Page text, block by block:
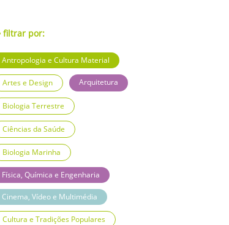
filtrar por:
Antropologia e Cultura Material
Artes e Design Arquitetura
Biologia Terrestre
Ciências da Saúde
Biologia Marinha
Física, Química e Engenharia
Cinema, Vídeo e Multimédia
Cultura e Tradições Populares